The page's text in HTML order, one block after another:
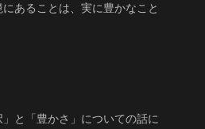
にあることは、実に豊かなこと
と「豊かさ」についての話に